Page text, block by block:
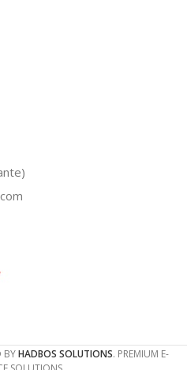
BYHADBOS SOLUTIONS. PREMIUM E-